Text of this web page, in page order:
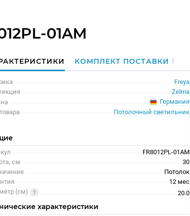
01AM
КОМПЛЕКТ ПОСТАВКИ1
Freya
Zelma
Германия
Потолочный светильник
FR8012PL-01AM
см
30
Потолок
12 меc
(см)
20.0
характеристики